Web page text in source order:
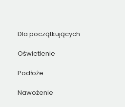
Dla początkujących
Oświetlenie
Podłoże
Nawożenie